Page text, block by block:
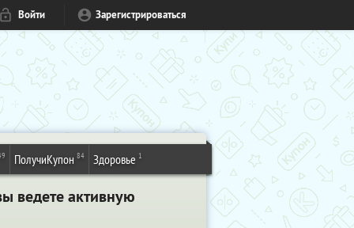
Войти Зарегистрироваться
ПолучиКупон 84 Здоровье 1
ведете активную